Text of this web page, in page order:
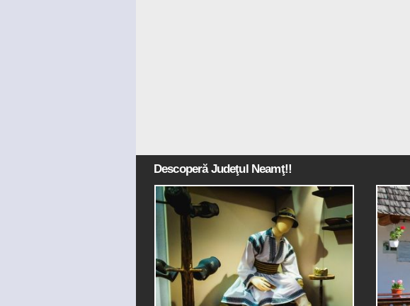
Descoperă Judeţul Neamţ!!